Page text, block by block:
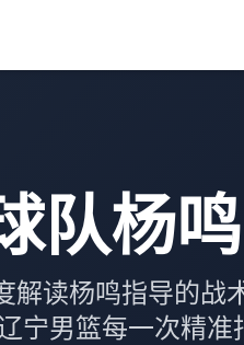
队杨鸣
解读杨鸣指导的战
宁男篮每一次精准